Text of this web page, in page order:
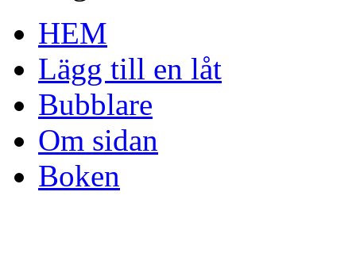
HEM
Lägg till en låt
Bubblare
Om sidan
Boken